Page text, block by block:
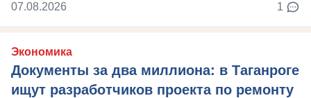
07.08.2026 1
Экономика
Документы за два миллиона: в Таганроге
ищут разработчиков проекта по ремонту